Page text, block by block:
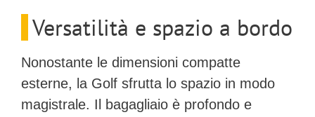
Versatilità e spazio a bordo
Nonostante le dimensioni compatte
esterne, la Golf sfrutta lo spazio in modo
magistrale. Il bagagliaio è profondo e